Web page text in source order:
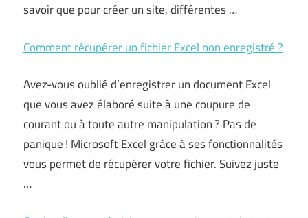
savoir que pour créer un site, différentes …
Comment récupérer un fichier Excel non enregistré ?
Avez-vous oublié d’enregistrer un document Excel
que vous avez élaboré suite à une coupure de
courant ou à toute autre manipulation ? Pas de
panique ! Microsoft Excel grâce à ses fonctionnalités
vous permet de récupérer votre fichier. Suivez juste
…